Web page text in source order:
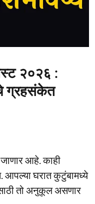
२०२६ :
ग्रहसंकेत
आहे. काही
आपल्या घरात कुटुंबामध्ये
तो अनुकूल असणार